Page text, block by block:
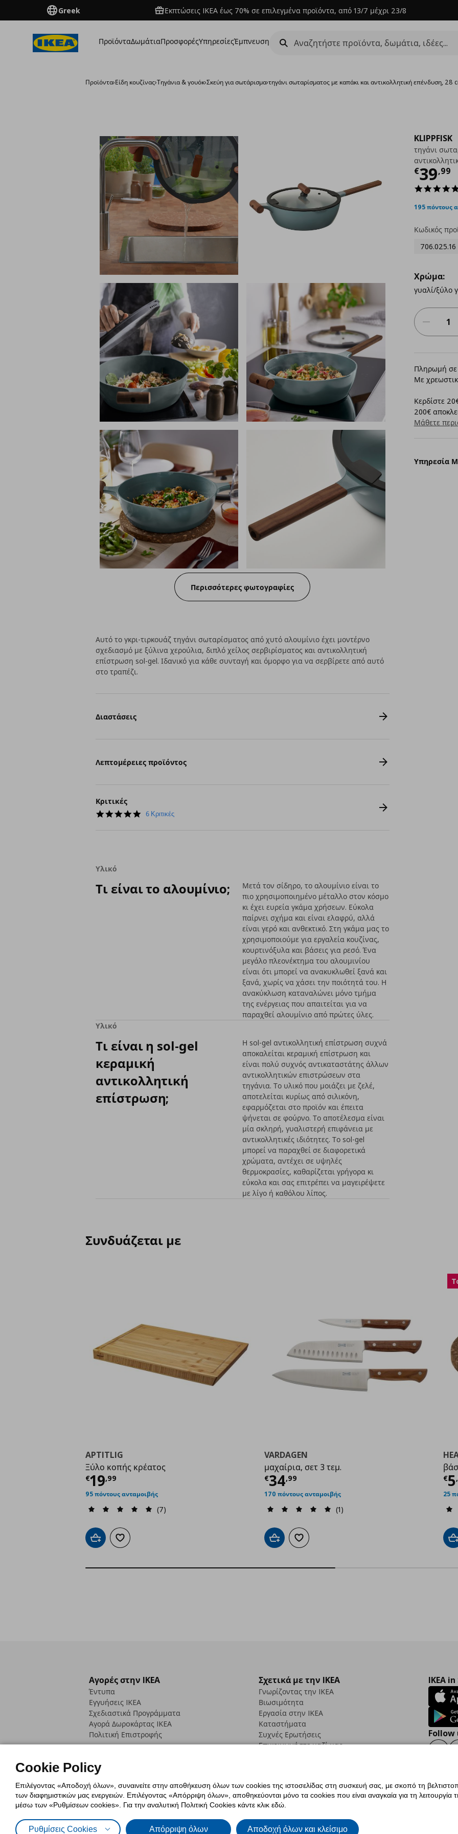
Greek Εκπτώσεις IKEA έως 70% σε επιλεγμένα προϊόντα, από 13/7 μέχρι 23/8
ΠροϊόνταΔωμάτιαΠροσφορέςΥπηρεσίεςΈμπνευση
Προϊόντα›Είδη κουζίνας›Τηγάνια & γουόκ›Σκεύη για σωτάρισμα›τηγάνι σωταρίσματος με καπάκι και αντικολλητική επένδυση, 28
Περισσότερες φωτογραφίες
KLIPPFISK
τηγάνι
€39,99
195 πόντους
Κωδικός
706.025.16
Χρώμα:
γυαλί/ξύλο
Πληρωμή σε
Με
Κερδίστε
200€
Μάθετε
Υπηρεσία
Αυτό το γκρι-τιρκουάζ τηγάνι σωταρίσματος από χυτό αλουμίνιο έχει μοντέρνο
σχεδιασμό με ξύλινα χερούλια, διπλό χείλος σερβιρίσματος και αντικολλητική
επίστρωση sol-gel. Ιδανικό για κάθε συνταγή και όμορφο για να σερβίρετε από αυτό
στο τραπέζι.
Διαστάσεις
Λεπτομέρειες προϊόντος
Κριτικές
5.0
6 Κριτικές
Υλικό
Τι είναι το αλουμίνιο;
Μετά τον σίδηρο, το αλουμίνιο είναι το
πιο χρησιμοποιημένο μέταλλο στον κόσμο
κι έχει ευρεία γκάμα χρήσεων. Εύκολα
παίρνει σχήμα και είναι ελαφρύ, αλλά
είναι γερό και ανθεκτικό. Στη γκάμα μας το
χρησιμοποιούμε για εργαλεία κουζίνας,
κουρτινόξυλα και βάσεις για ρεσό. Ένα
μεγάλο πλεονέκτημα του αλουμινίου
είναι ότι μπορεί να ανακυκλωθεί ξανά και
ξανά, χωρίς να χάσει την ποιότητά του. Η
ανακύκλωση καταναλώνει μόνο τμήμα
της ενέργειας που απαιτείται για να
παραχθεί αλουμίνιο από πρώτες ύλες.
Υλικό
Τι είναι η sol-gel
κεραμική
αντικολλητική
επίστρωση;
Η sol-gel αντικολλητική επίστρωση συχνά
αποκαλείται κεραμική επίστρωση και
είναι πολύ συχνός αντικαταστάτης άλλων
αντικολλητικών επιστρώσεων στα
τηγάνια. Το υλικό που μοιάζει με ζελέ,
αποτελείται κυρίως από σιλικόνη,
εφαρμόζεται στο προϊόν και έπειτα
ψήνεται σε φούρνο. Το αποτέλεσμα είναι
μία σκληρή, γυαλιστερή επιφάνεια με
αντικολλητικές ιδιότητες. Το sol-gel
μπορεί να παραχθεί σε διαφορετικά
χρώματα, αντέχει σε υψηλές
θερμοκρασίες, καθαρίζεται γρήγορα κι
εύκολα και σας επιτρέπει να μαγειρέψετε
με λίγο ή καθόλου λίπος.
Συνδυάζεται με
APTITLIG
Ξύλο κοπής κρέατος
€19,99
Τρέχουσα τιμή
95 πόντους ανταμοιβής
(7)
Προσθήκη στο καλάθι
Προσθήκη στα αγαπημένα
VARDAGEN
μαχαίρια, σετ 3 τεμ.
€34,99
Τρέχουσα τιμή
170 πόντους ανταμοιβής
(1)
Προσθήκη στο καλάθι
Προσθήκη στα αγαπημένα
€5,
25
Αγορές στην IKEA
Έντυπα
Εγγυήσεις IKEA
Σχεδιαστικά Προγράμματα
Αγορά Δωρoκάρτας IKEA
Πολιτική Επιστροφής
Σχετικά με την IKEA
Γνωρίζοντας την IKEA
Βιωσιμότητα
Εργασία στην IKEA
Καταστήματα
Συχνές Ερωτήσεις
Επικοινωνήστε μαζί μας
IKEA
Follow
Πολιτική Cookies Δήλωση ψηφιακής προσβασιμότητας
Γενική Πολιτική
Cookie Policy
Επιλέγοντας «Αποδοχή όλων», συναινείτε στην αποθήκευση όλων των cookies της ιστοσελίδας στη συσκευή σας, με σκοπό τη
των διαφημιστικών μας ενεργειών. Επιλέγοντας «Απόρριψη όλων», αποθηκεύονται μόνο τα cookies που είναι αναγκαία για τη λειτουργία
μέσω των «Ρυθμίσεων cookies». Για την αναλυτική Πολιτική Cookies κάντε κλικ εδώ.
Ρυθμίσεις Cookies Απόρριψη όλων Αποδοχή όλων και κλείσιμο